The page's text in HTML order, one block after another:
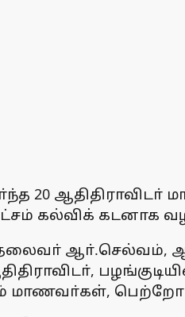
20
கல்விக் கடனாக
ஆா்.செல்வம்,
மாணவா்கள்,